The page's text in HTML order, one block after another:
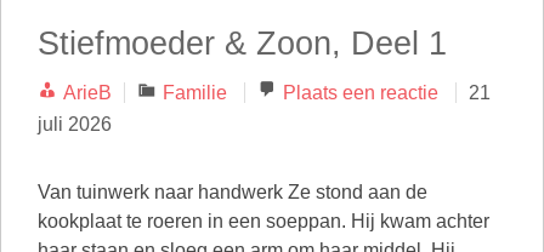
Stiefmoeder & Zoon, Deel 1
ArieB Categorieën
Familie Plaats een reactie
21
juli 2026
Van tuinwerk naar handwerk Ze stond aan de
kookplaat te roeren in een soeppan. Hij kwam achter